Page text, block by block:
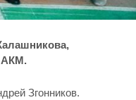
АКМ.
Згонников.